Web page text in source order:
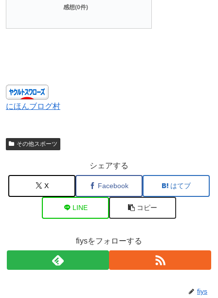
感想(0件)
にほんブログ村
その他スポーツ
シェアする
X Facebook はてブ
LINE コピー
fiysをフォローする
fiys